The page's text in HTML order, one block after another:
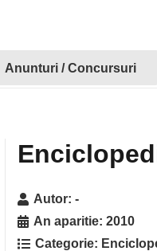
Anunturi / Concursuri
Autor:-
An aparitie:2010
Categorie: